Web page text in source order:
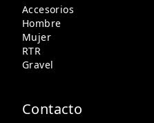
Accesorios
Hombre
Mujer
RTR
Gravel
Contacto